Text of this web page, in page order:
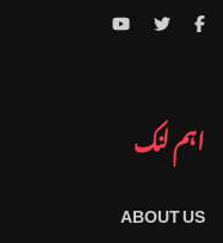
اہم لنک
ABOUT US